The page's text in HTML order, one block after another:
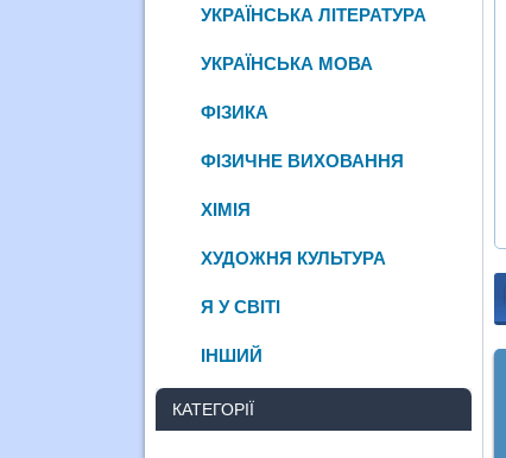
УКРАЇНСЬКА ЛІТЕРАТУРА
УКРАЇНСЬКА МОВА
ФІЗИКА
ФІЗИЧНЕ ВИХОВАННЯ
ХІМІЯ
ХУДОЖНЯ КУЛЬТУРА
Я У СВІТІ
ІНШИЙ
КАТЕГОРІЇ